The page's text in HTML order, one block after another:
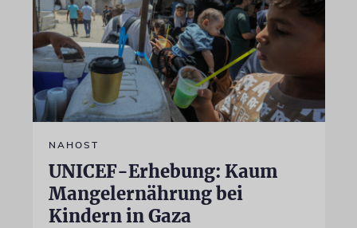
NAHOST
UNICEF-Erhebung: Kaum
Mangelernährung bei
Kindern in Gaza